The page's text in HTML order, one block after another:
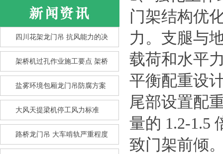
四川花架龙门吊 抗风能力的决
架桥机过孔作业施工要点 架桥
盐雾环境包厢龙门吊防腐方案
大风天提梁机停工风力标准
路桥龙门吊 大车啃轨严重程度
竖井龙门吊选型核心要点 竖井
龙
门架结构优
力。支腿与
载荷和水平
平衡配重设
尾部设置配
量的 1.2-1.5
致门架前倾